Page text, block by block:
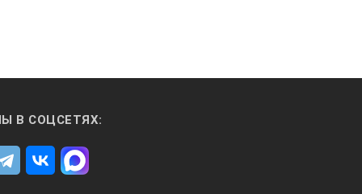
В СОЦСЕТЯХ: